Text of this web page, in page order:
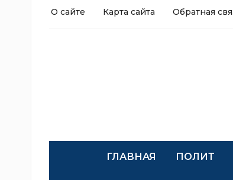
О сайте Карта сайта Обратная
ГЛАВНАЯ ПОЛИТ